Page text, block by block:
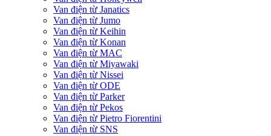
Van điện từ Janatics
Van điện từ Jumo
Van điện từ Keihin
Van điện từ Konan
Van điện từ MAC
Van điện từ Miyawaki
Van điện từ Nissei
Van điện từ ODE
Van điện từ Parker
Van điện từ Pekos
Van điện từ Pietro Fiorentini
Van điện từ SNS